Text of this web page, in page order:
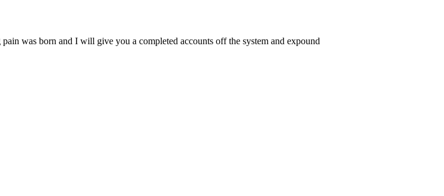
was born and I will give you a completed accounts off the system and expound